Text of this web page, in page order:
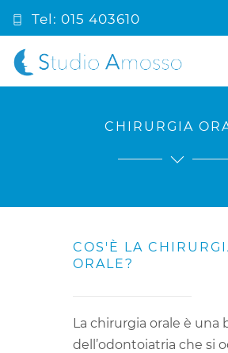
Tel: 015 403610
info@studioamosso.it
PRONTO SOCCORSO
CONTATTI
CHIRURGIA
COS'È LA
ORALE?
La chirurgia orale è una
dell’odontoiatria che si